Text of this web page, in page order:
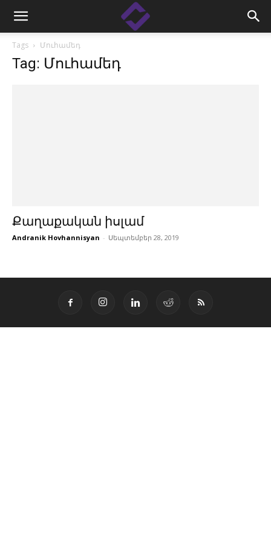
Tags Մուհամեդ
Tag: Մուհամեդ
Քաղաքական իսլամ
Andranik Hovhannisyan - Սեպտեմբեր 28, 2019